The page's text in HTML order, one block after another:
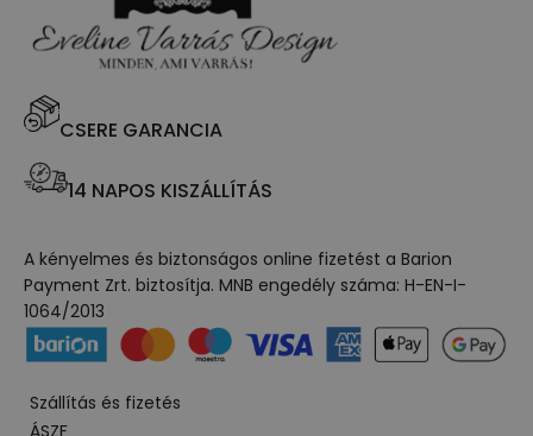
CSERE GARANCIA
14 NAPOS KISZÁLLÍTÁS
A kényelmes és biztonságos online fizetést a Barion
Payment Zrt. biztosítja. MNB engedély száma: H-EN-I-
1064/2013
Szállítás és fizetés
ÁSZF